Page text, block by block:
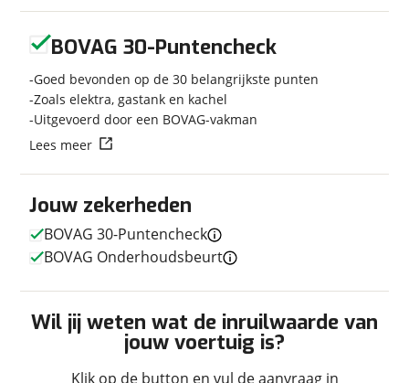
Modeljaar
2026
Carrosserievorm
Half-integraal
Nieuw of occasion
Nieuw
Techniek
Transmissie
Vermogen
180pk
Afmetingen en gewicht
2,84 m
Breedte
2,30 m
Jouw zekerheden
BOVAG 30-Puntencheck
BOVAG Onderhoudsbeurt
Wil jij weten wat de inruilwaarde van
jouw voertuig is?
Klik op de button en vul de aanvraag in
BOVAG 30-Puntencheck
Goed bevonden op de 30 belangrijkste punten
Zoals elektra, gastank en kachel
Uitgevoerd door een BOVAG-vakman
Lees meer